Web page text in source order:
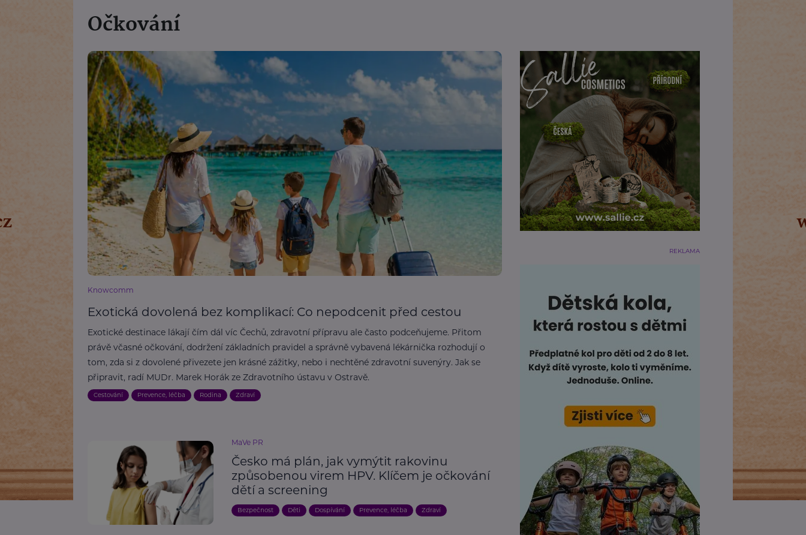
Očkování
Knowcomm
Exotická dovolená bez komplikací: Co nepodcenit před cestou
Exotické destinace lákají čím dál víc Čechů, zdravotní přípravu ale často podceňujeme. Přitom
právě včasné očkování, dodržení základních pravidel a správně vybavená lékárnička rozhodují o
tom, zda si z dovolené přivezete jen krásné zážitky, nebo i nechtěné zdravotní suvenýry. Jak se
připravit, radí MUDr. Marek Horák ze Zdravotního ústavu v Ostravě.
Cestování Prevence, léčba Rodina Zdraví
MaVe PR
Česko má plán, jak vymýtit rakovinu
způsobenou virem HPV. Klíčem je očkování
dětí a screening
Bezpečnost Děti Dospívání Prevence, léčba Zdraví
REKLAMA